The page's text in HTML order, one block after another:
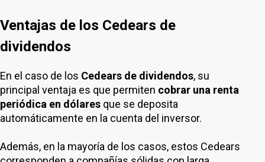
Ventajas de los Cedears de
dividendos
En el caso de los Cedears de dividendos, su
principal ventaja es que permiten cobrar una renta
periódica en dólares que se deposita
automáticamente en la cuenta del inversor.
Además, en la mayoría de los casos, estos Cedears